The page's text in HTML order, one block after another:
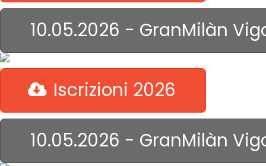
10.05.2026 - GranMilàn
Iscrizioni 2026
10.05.2026 - GranMilàn